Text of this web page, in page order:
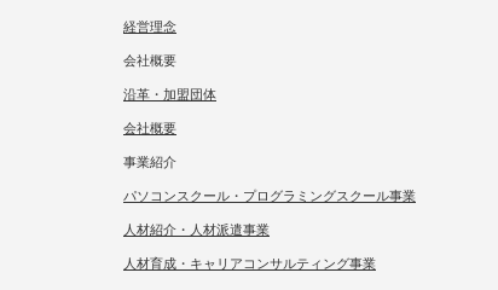
経営理念
会社概要
沿革・加盟団体
会社概要
事業紹介
パソコンスクール・プログラミングスクール事業
人材紹介・人材派遣事業
人材育成・キャリアコンサルティング事業